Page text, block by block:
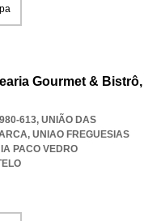
Gourmet & Bistrô,
613, UNIÃO DAS
, UNIAO FREGUESIAS
PACO VEDRO